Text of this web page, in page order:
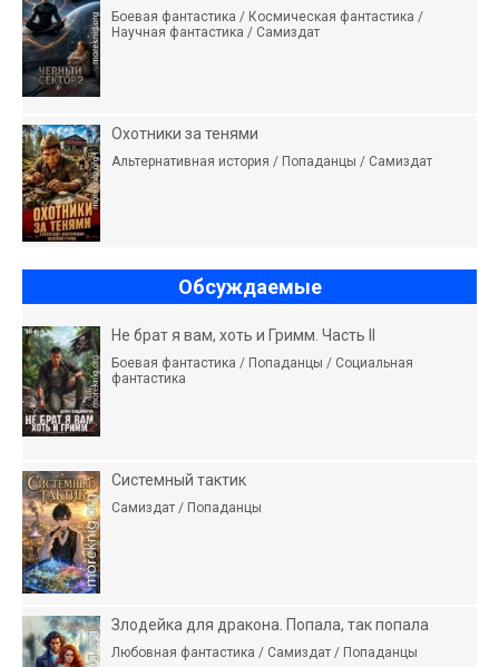
Боевая фантастика / Космическая фантастика /
Научная фантастика / Самиздат
Охотники за тенями
Альтернативная история / Попаданцы / Самиздат
Обсуждаемые
Не брат я вам, хоть и Гримм. Часть II
Боевая фантастика / Попаданцы / Социальная
фантастика
Системный тактик
Самиздат / Попаданцы
Злодейка для дракона. Попала, так попала
Любовная фантастика / Самиздат / Попаданцы